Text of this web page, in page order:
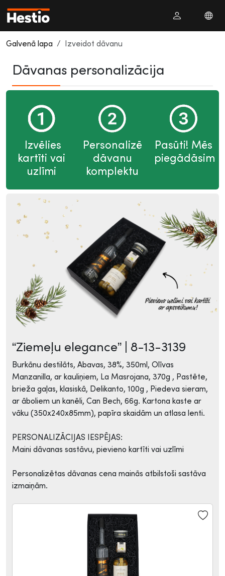
Galvenā lapa Izveidot dāvanu
Dāvanas personalizācija
Izvēlies
kartīti vai
uzlīmi
Personalizē
dāvanu
komplektu
Pasūti! Mēs
piegādāsim
“Ziemeļu elegance” | 8-13-3139
Burkānu destilāts, Abavas, 38%, 350ml, Olīvas
Manzanilla, ar kauliņiem, La Masrojana, 370g , Pastēte,
brieža gaļas, klasiskā, Delikanto, 100g , Piedeva sieram,
ar āboliem un kanēli, Can Bech, 66g. Kartona kaste ar
vāku (350x240x85mm), papīra skaidām un atlasa lenti.
PERSONALIZĀCIJAS IESPĒJAS:
Maini dāvanas sastāvu, pievieno kartīti vai uzlīmi
Personalizētas dāvanas cena mainās atbilstoši sastāva
izmaiņām.